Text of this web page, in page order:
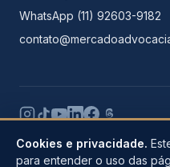
WhatsApp (11) 92603-9182
Cookies e privacidade.
para entender o uso das